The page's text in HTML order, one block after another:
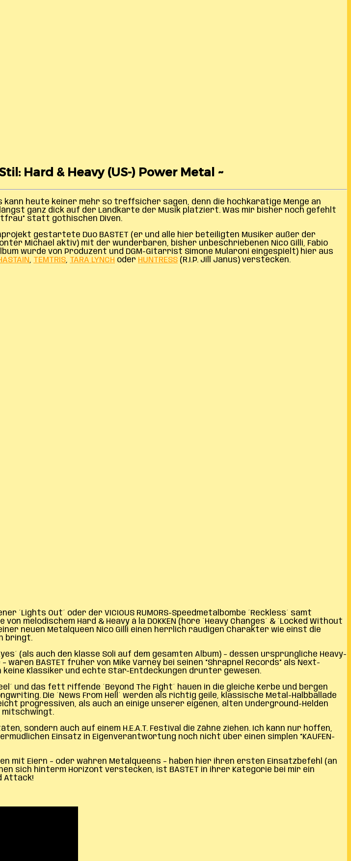
Hard & Heavy (US-) Power Metal ~
kann heute keiner mehr so treffsicher sagen, denn die hochkarätige Menge an
ganz dick auf der Landkarte der Musik platziert. Was mir bisher noch gefehlt
statt gothischen Diven.
gestartete Duo BASTET (er und alle hier beteiligten Musiker außer der
Michael aktiv) mit der wunderbaren, bisher unbeschriebenen Nico Gilli, Fabio
wurde von Produzent und DGM-Gitarrist Simone Mularoni eingespielt) hier aus
, TEMTRIS, TARA LYNCH oder HUNTRESS (R.I.P. Jill Janus) verstecken.
Out´ oder der VICIOUS RUMORS-Speedmetalbombe ´Reckless´ samt
melodischem Hard & Heavy à la DOKKEN (höre ´Heavy Changes´ & ´Locked Without
neuen Metalqueen Nico Gilli einen herrlich räudigen Charakter wie einst die
bringt.
(als auch den klasse Soli auf dem gesamten Album) – dessen ursprüngliche Heavy-
BASTET früher von Mike Varney bei seinen “Shrapnel Records” als Next-
Klassiker und echte Star-Entdeckungen drunter gewesen.
und das fett riffende ´Beyond The Fight´ hauen in die gleiche Kerbe und bergen
Die ´News From Hell´ werden als richtig geile, klassische Metal-Halbballade
progressiven, als auch an einige unserer eigenen, alten Underground-Helden
mitschwingt.
sondern auch auf einem H.E.A.T. Festival die Zähne ziehen. Ich kann nur hoffen,
Einsatz in Eigenverantwortung noch nicht über einen simplen “KAUFEN-
Eiern – oder wahren Metalqueens – haben hier ihren ersten Einsatzbefehl (an
sich hinterm Horizont verstecken, ist BASTET in ihrer Kategorie bei mir ein
Attack!